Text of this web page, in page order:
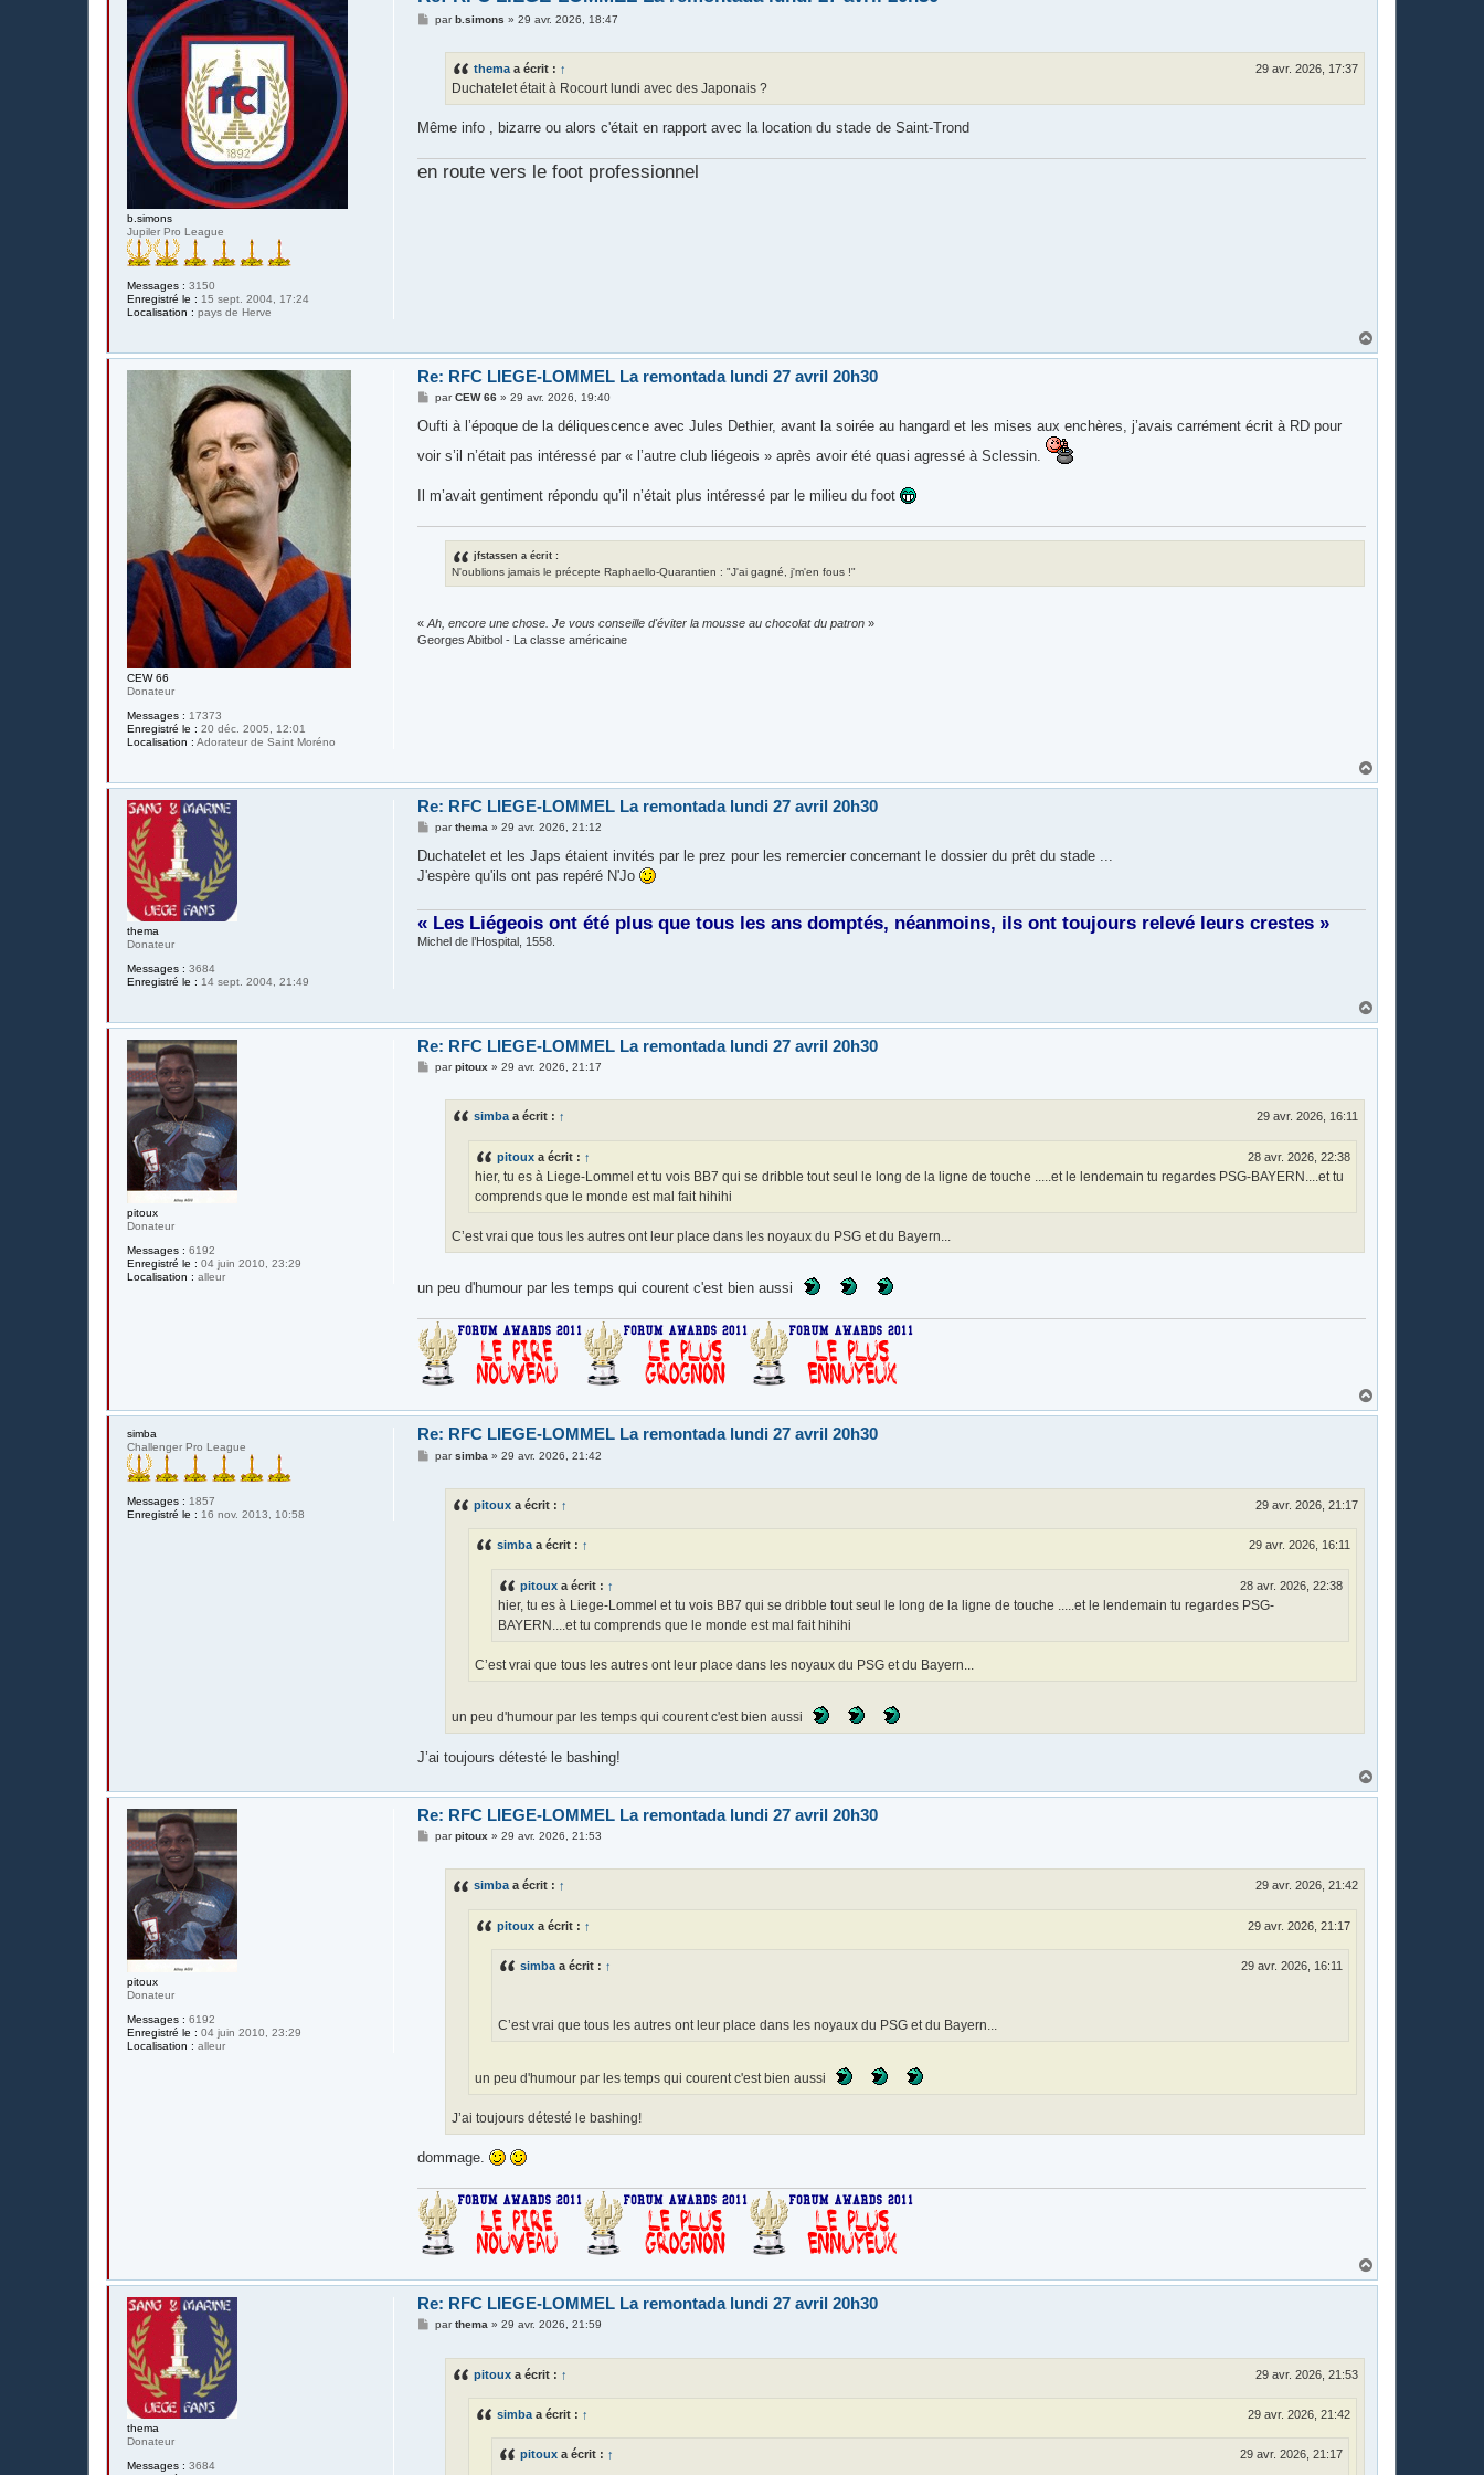
b.simons
Jupiler Pro League
Messages : 3150
Enregistré le : 15 sept. 2004, 17:24
Localisation : pays de Herve
Mparb.simons »29 avr. 2026, 18:47
thema a écrit : ↑ 29 avr. 2026, 17:37
Duchatelet était à Rocourt lundi avec des Japonais ?
Même info , bizarre ou alors c'était en rapport avec la location du stade de Saint-Trond
en route vers le foot professionnel
a
CEW 66
Donateur
Messages : 17373
Enregistré le : 20 déc. 2005, 12:01
Localisation : Adorateur de Saint Moréno
Re: RFC LIEGE-LOMMEL La remontada lundi 27 avril 20h30
M
s
a
g
parCEW 66 »29 avr. 2026, 19:40
Oufti à l’époque de la déliquescence avec Jules Dethier, avant la soirée au hangard et les mises aux enchères, j’avais carrément écrit à RD pour
voir s’il n’était pas intéressé par « l’autre club liégeois » après avoir été quasi agressé à Sclessin.
Il m’avait gentiment répondu qu’il n’était plus intéressé par le milieu du foot
jfstassen a écrit :
N'oublions jamais le précepte Raphaello-Quarantien : "J'ai gagné, j'm'en fous !"
«Ah, encore une chose. Je vous conseille d'éviter la mousse au chocolat du patron »
Georges Abitbol - La classe américaine
a
thema
Donateur
Messages : 3684
Enregistré le : 14 sept. 2004, 21:49
Re: RFC LIEGE-LOMMEL La remontada lundi 27 avril 20h30
M
s
a
parthema »29 avr. 2026, 21:12
Duchatelet et les Japs étaient invités par le prez pour les remercier concernant le dossier du prêt du stade ...
J'espère qu'ils ont pas repéré N'Jo
« Les Liégeois ont été plus que tous les ans domptés, néanmoins, ils ont toujours relevé leurs crestes »
Michel de l’Hospital, 1558.
a
pitoux
Donateur
Messages : 6192
Enregistré le : 04 juin 2010, 23:29
Localisation : alleur
Re: RFC LIEGE-LOMMEL La remontada lundi 27 avril 20h30
Mparpitoux »29 avr. 2026, 21:17
simba a écrit : ↑ 29 avr. 2026, 16:11
pitoux a écrit : ↑ 28 avr. 2026, 22:38
hier, tu es à Liege-Lommel et tu vois BB7 qui se dribble tout seul le long de la ligne de touche .....et le lendemain tu regardes PSG-BAYERN....et tu
comprends que le monde est mal fait hihihi
C’est vrai que tous les autres ont leur place dans les noyaux du PSG et du Bayern...
un peu d'humour par les temps qui courent c'est bien aussi
a
simba
Challenger Pro League
Messages : 1857
Enregistré le : 16 nov. 2013, 10:58
Re: RFC LIEGE-LOMMEL La remontada lundi 27 avril 20h30
Mparsimba »29 avr. 2026, 21:42
pitoux a écrit : ↑ 29 avr. 2026, 21:17
simba a écrit : ↑ 29 avr. 2026, 16:11
pitoux a écrit : ↑ 28 avr. 2026, 22:38
hier, tu es à Liege-Lommel et tu vois BB7 qui se dribble tout seul le long de la ligne de touche .....et le lendemain tu regardes PSG-
BAYERN....et tu comprends que le monde est mal fait hihihi
C’est vrai que tous les autres ont leur place dans les noyaux du PSG et du Bayern...
un peu d'humour par les temps qui courent c'est bien aussi
J’ai toujours détesté le bashing!
a
pitoux
Donateur
Messages : 6192
Enregistré le : 04 juin 2010, 23:29
Localisation : alleur
Re: RFC LIEGE-LOMMEL La remontada lundi 27 avril 20h30
Mparpitoux »29 avr. 2026, 21:53
simbaa écrit : ↑ 29 avr. 2026, 21:42
pitoux a écrit : ↑ 29 avr. 2026, 21:17
simba a écrit : ↑ 29 avr. 2026, 16:11
C’est vrai que tous les autres ont leur place dans les noyaux du PSG et du Bayern...
un peu d'humour par les temps qui courent c'est bien aussi
J’ai toujours détesté le bashing!
dommage.
a
thema
Donateur
Messages : 3684
Re: RFC LIEGE-LOMMEL La remontada lundi 27 avril 20h30
Mparthema »29 avr. 2026, 21:59
pitoux a écrit : ↑ 29 avr. 2026, 21:53
simba a écrit : ↑ 29 avr. 2026, 21:42
pitoux a écrit : ↑ 29 avr. 2026, 21:17